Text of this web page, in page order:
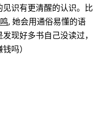
识有更清醒的认识。比
, 她会用通俗易懂的语
现好多书自己没读过，
吗）